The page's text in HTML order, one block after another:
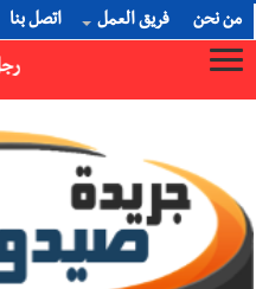
من نحن فريق العمل اتصل بنا
منذ عام 2023: أيُعقل أن يبقى الشعب الفلسطيني يعيش كل هذا الألم؟ وإلى متى تستمر هذه المعاناة التي تمزق القلوب والضمائر؟